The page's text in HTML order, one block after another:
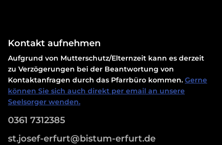
Kontakt aufnehmen
Aufgrund von Mutterschutz/Elternzeit kann es derzeit
zu Verzögerungen bei der Beantwortung von
Kontaktanfragen durch das Pfarrbüro kommen. Gerne
können Sie sich auch direkt per email an unsere
Seelsorger wenden.
0361 7312385
st.josef-erfurt@bistum-erfurt.de